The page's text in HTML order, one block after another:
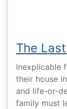
The
Inexplicable
their house
and life-or-
family must